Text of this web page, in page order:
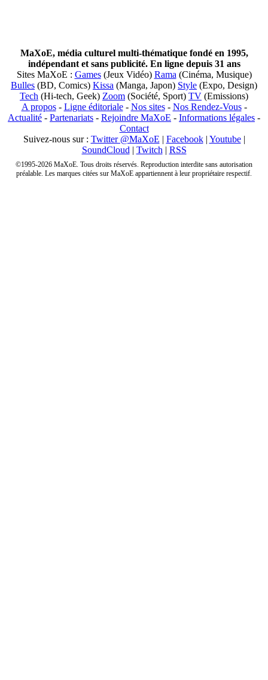
MaXoE, média culturel multi-thématique fondé en 1995,
indépendant et sans publicité. En ligne depuis 31 ans
Sites MaXoE : Games(Jeux Vidéo) Rama (Cinéma, Musique)
Bulles (BD, Comics) Kissa (Manga, Japon) Style (Expo, Design)
Tech (Hi-tech, Geek) Zoom (Société, Sport) TV (Emissions)
A propos- Ligne éditoriale- Nos sites- Nos Rendez-Vous-
Actualité - Partenariats - Rejoindre MaXoE - Informations légales -
Contact
Suivez-nous sur : Twitter @MaXoE | Facebook| Youtube|
SoundCloud | Twitch | RSS
©1995-2026 MaXoE. Tous droits réservés. Reproduction interdite sans autorisation
préalable. Les marques citées sur MaXoE appartiennent à leur propriétaire respectif.